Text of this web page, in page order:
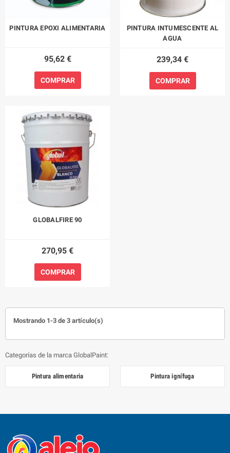
PINTURA EPOXI ALIMENTARIA
95,62 €
COMPRAR
PINTURA INTUMESCENTE AL
AGUA
239,34 €
COMPRAR
GLOBALFIRE 90
270,95 €
COMPRAR
Mostrando 1-3 de 3 artículo(s)
Categorías de la marca GlobalPaint:
Pintura alimentaria Pintura ignífuga